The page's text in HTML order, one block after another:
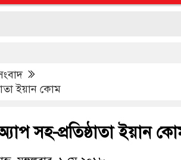
ইয়ান কোম
সহ-প্রতিষ্ঠাতা ইয়ান